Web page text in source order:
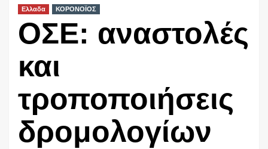
Ελλαδα ΚΟΡΟΝΟΪΟΣ
ΟΣΕ: αναστολές
και
τροποποιήσεις
δρομολογίων